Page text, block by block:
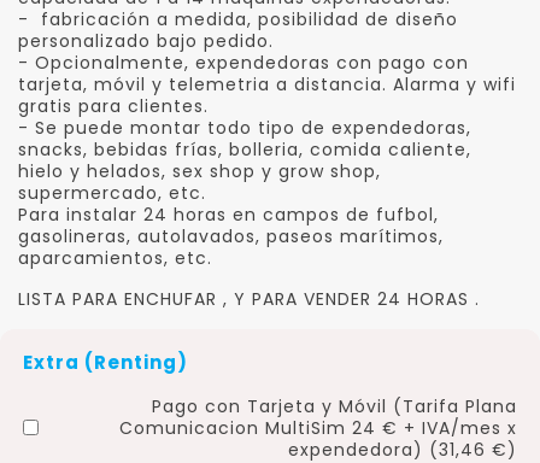
- fabricación a medida, posibilidad de diseño
personalizado bajo pedido.
- Opcionalmente, expendedoras con pago con
tarjeta, móvil y telemetria a distancia. Alarma y wifi
gratis para clientes.
- Se puede montar todo tipo de expendedoras,
snacks, bebidas frías, bolleria, comida caliente,
hielo y helados, sex shop y grow shop,
supermercado, etc.
Para instalar 24 horas en campos de fufbol,
gasolineras, autolavados, paseos marítimos,
aparcamientos, etc.
LISTA PARA ENCHUFAR , Y PARA VENDER 24 HORAS .
Extra (Renting)
Pago con Tarjeta y Móvil (Tarifa Plana
Comunicacion MultiSim 24 € + IVA/mes x
expendedora) (31,46 €)